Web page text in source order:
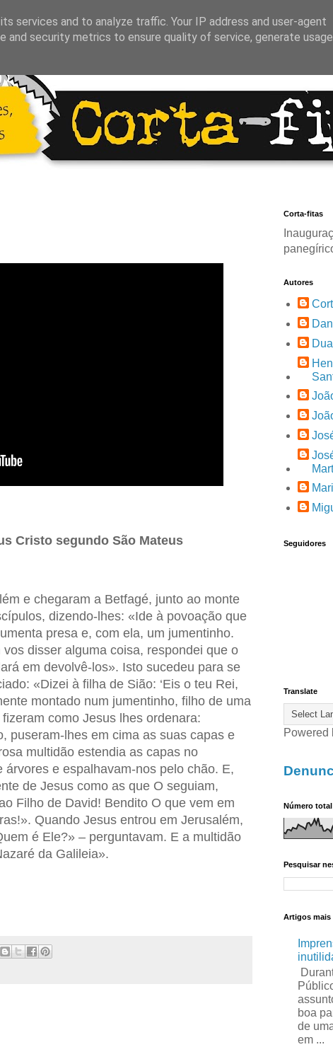
Cristo segundo São Mateus
e chegaram a Betfagé, junto ao monte
dizendo-lhes: «Ide à povoação que
presa e, com ela, um jumentinho.
disser alguma coisa, respondei que o
em devolvê-los». Isto sucedeu para se
«Dizei à filha de Sião: ‘Eis o teu Rei,
montado num jumentinho, filho de uma
como Jesus lhes ordenara:
puseram-lhes em cima as suas capas e
multidão estendia as capas no
e espalhavam-nos pelo chão. E,
de Jesus como as que O seguiam,
Filho de David! Bendito O que vem em
Quando Jesus entrou em Jerusalém,
é Ele?» – perguntavam. E a multidão
da Galileia».
Corta-fitas
Autores
Seguidores
Translate
Powered
Número
Pesquisar
Artigos mais
boa
de
em ...
services and to analyze traffic. Your IP address and user-agent
and security metrics to ensure quality of service, generate usage